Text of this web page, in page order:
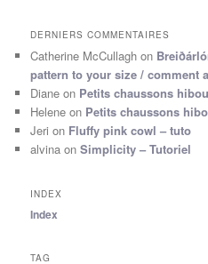
DERNIERS COMMENTAIRES
Catherine McCullagh on
pattern to your size / comment
Diane on Petits chaussons
Helene on Petits chaussons
Jeri on Fluffy pink cowl – tuto
alvina onSimplicity – Tutoriel
INDEX
Index
TAG